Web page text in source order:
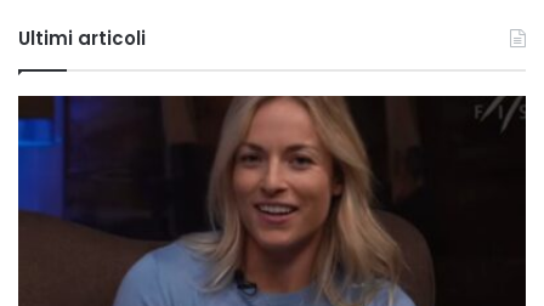
Ultimi articoli